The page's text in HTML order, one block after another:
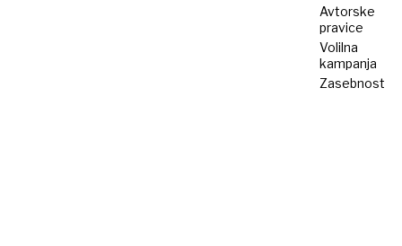
Avtorske
pravice
Volilna
kampanja
Zasebnost